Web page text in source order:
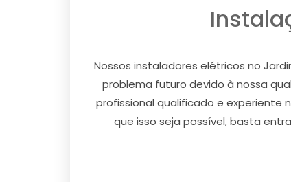
Nossos instaladores elétricos no
problema futuro devido à nossa
profissional qualificado e experiente
que isso seja possível, basta